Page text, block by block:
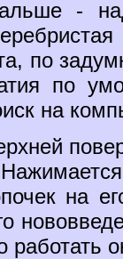
-
по
по
на
на